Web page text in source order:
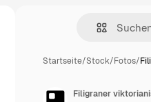
Startseite/Stock/Fotos/
Filigraner